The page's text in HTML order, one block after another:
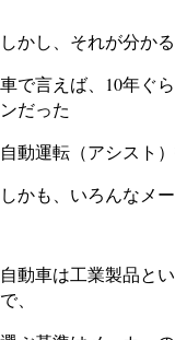
しかし、それが分か
車で言えば、10年ぐ
ンだった
自動運転（アシスト
しかも、いろんなメ
自動車は工業製品と
で、